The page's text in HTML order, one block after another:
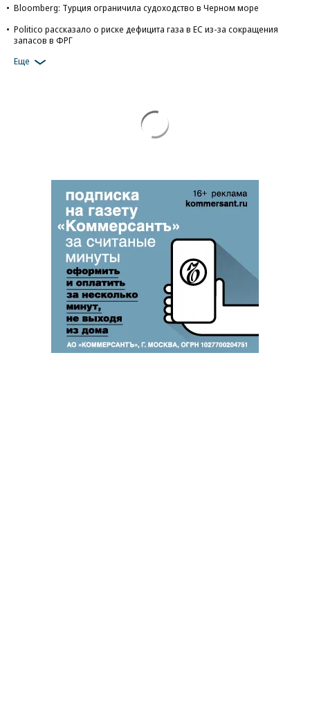
Bloomberg: Турция ограничила судоходство в Черном море
Politico рассказало о риске дефицита газа в ЕС из-за сокращения
запасов в ФРГ
Еще